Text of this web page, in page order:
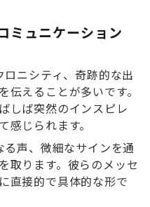
ミュニケーション
ニシティ、奇跡的な出
えることが多いです。
しば突然のインスピレ
感じられます。
声、微細なサインを通
取ります。彼らのメッセ
直接的で具体的な形で